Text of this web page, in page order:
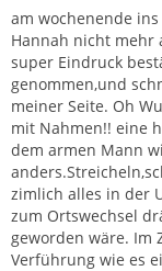
am wochenende
Hannah nicht mehr
super Eindruck
genommen,und
meiner Seite. Oh
mit Nahmen!! eine
dem armen Mann
zimlich alles in der
zum Ortswechsel
geworden wäre. Im
Verführung wie es